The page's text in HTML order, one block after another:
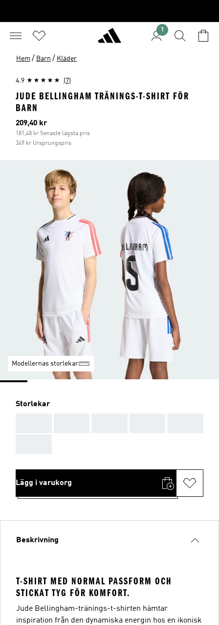
1
Hem / Barn / Kläder
4.9 (7)
JUDE BELLINGHAM TRÄNINGS-T-SHIRT FÖR
BARN
Aktuellt pris
209,40 kr
181,48 kr Senaste lägsta pris
349 kr Ursprungspris
Modellernas storlekar
Storlekar
Lägg i varukorg
Beskrivning
T-SHIRT MED NORMAL PASSFORM OCH
STICKAT TYG FÖR KOMFORT.
Jude Bellingham-tränings-t-shirten hämtar
inspiration från den dynamiska energin hos en ikonisk